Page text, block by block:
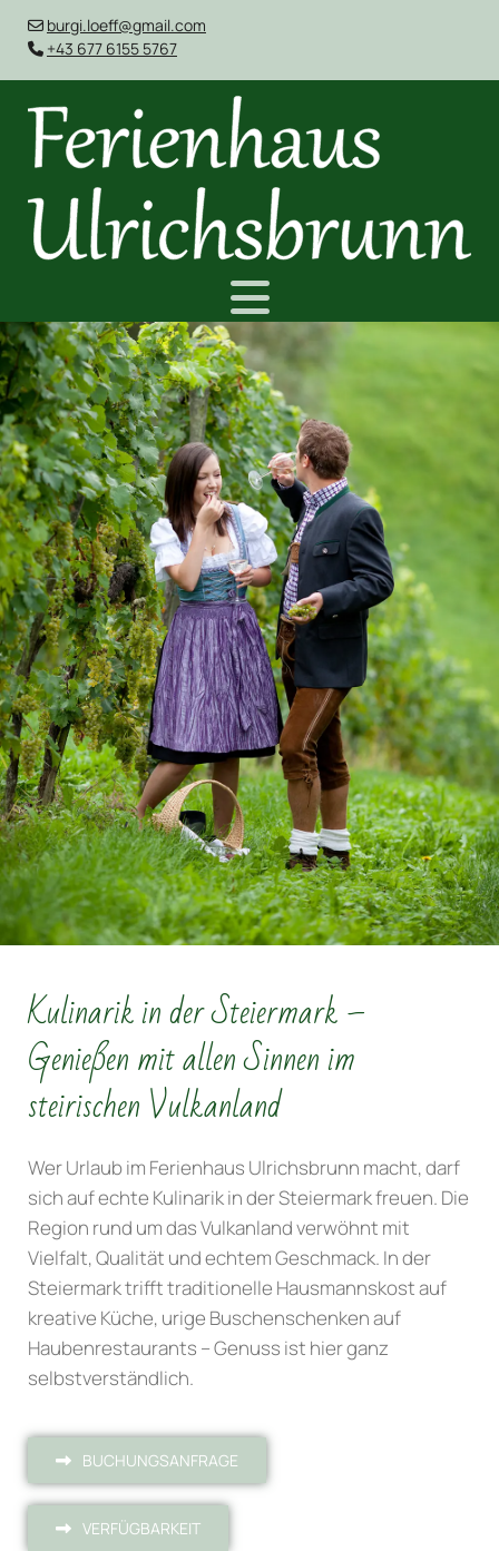
 burgi.loeff@gmail.com
 +43 677 6155 5767
Kulinarik in der Steiermark –
Genießen mit allen Sinnen im
steirischen Vulkanland
Wer Urlaub im Ferienhaus Ulrichsbrunn macht, darf
sich auf echte Kulinarik in der Steiermark freuen. Die
Region rund um das Vulkanland verwöhnt mit
Vielfalt, Qualität und echtem Geschmack. In der
Steiermark trifft traditionelle Hausmannskost auf
kreative Küche, urige Buschenschenken auf
Haubenrestaurants – Genuss ist hier ganz
selbstverständlich.
BUCHUNGSANFRAGE
VERFÜGBARKEIT